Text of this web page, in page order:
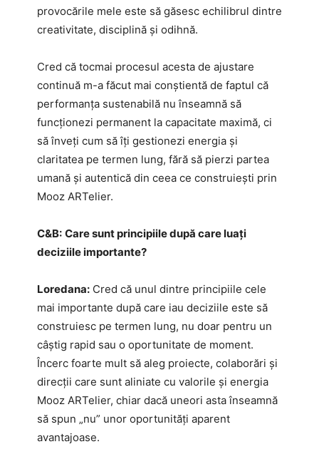
provocările mele este să găsesc echilibrul dintre
creativitate, disciplină și odihnă.
Cred că tocmai procesul acesta de ajustare
continuă m-a făcut mai conștientă de faptul că
performanța sustenabilă nu înseamnă să
funcționezi permanent la capacitate maximă, ci
să înveți cum să îți gestionezi energia și
claritatea pe termen lung, fără să pierzi partea
umană și autentică din ceea ce construiești prin
Mooz ARTelier.
C&B: Care sunt principiile după care luați
deciziile importante?
Loredana: Cred că unul dintre principiile cele
mai importante după care iau deciziile este să
construiesc pe termen lung, nu doar pentru un
câștig rapid sau o oportunitate de moment.
Încerc foarte mult să aleg proiecte, colaborări și
direcții care sunt aliniate cu valorile și energia
Mooz ARTelier, chiar dacă uneori asta înseamnă
să spun „nu” unor oportunități aparent
avantajoase.